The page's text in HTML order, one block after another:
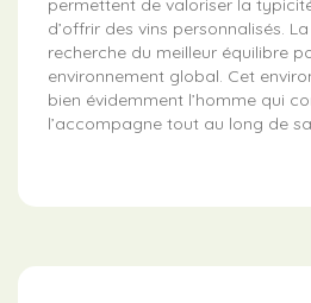
permettent de valoriser la
d’offrir des vins personnalisés.
recherche du meilleur équilibre
environnement global. Cet
bien évidemment l’homme qui
l’accompagne tout au long de